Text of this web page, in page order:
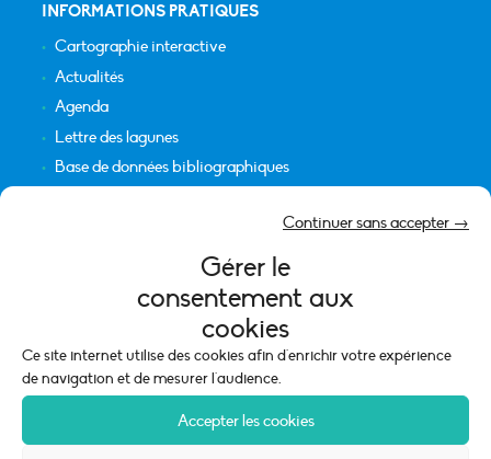
Gérer le
consentement aux
cookies
Ce site internet utilise des cookies afin d'enrichir votre expérience
de navigation et de mesurer l'audience.
Accepter les cookies
Continuer sans accepter →
INFORMATIONS PRATIQUES
Cartographie interactive
Actualités
Agenda
Lettre des lagunes
Base de données bibliographiques
Mentions légales
Politique de cookies (UE)